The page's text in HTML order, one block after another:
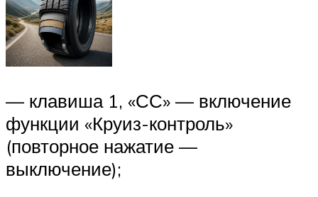
— клавиша 1, «СС» — включение
функции «Круиз-контроль»
(повторное нажатие —
выключение);